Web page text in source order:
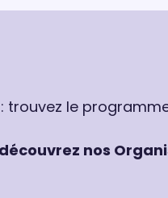
le
découvrez nos